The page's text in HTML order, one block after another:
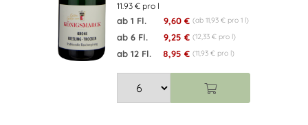
11.93 € pro l
ab 1 Fl. 9,60 € (ab 11,93 € pro 1 l)
ab 6 Fl. 9,25 € (12,33 € pro l)
ab 12 Fl. 8,95 € (11,93 € pro l)